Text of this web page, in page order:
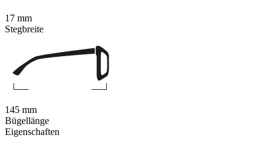
Eigenschaften
17 mm
Stegbreite
145 mm
Bügellänge